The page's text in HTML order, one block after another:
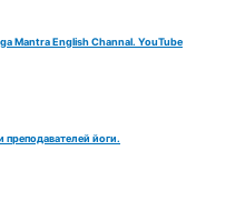
Mantra English Channal. YouTube
преподавателей йоги.